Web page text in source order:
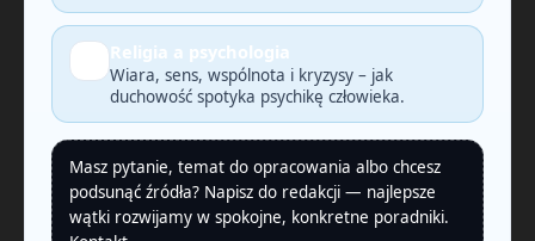
Religia a psychologia
Wiara, sens, wspólnota i kryzysy – jak
duchowość spotyka psychikę człowieka.
Masz pytanie, temat do opracowania albo chcesz
podsunąć źródła? Napisz do redakcji — najlepsze
wątki rozwijamy w spokojne, konkretne poradniki.